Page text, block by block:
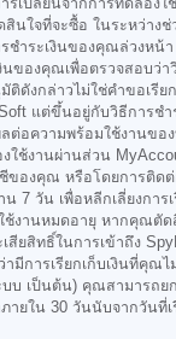
รเปลี่ยนจากการทดลอง
นใจที่จะซื้อ ในระหว่างช่
รชำระเงินของคุณล่วงหน้
นของคุณเพื่อตรวจสอบว่า
ดังกล่าวไม่ใช่คำขอเรีย
แต่ขึ้นอยู่กับวิธีการช
ลต่อความพร้อมใช้งานข
ใช้งานผ่านส่วน
ของคุณ หรือโดยการติด
น 7 วัน เพื่อหลีกเลี่ยงการ
ช้งานหมดอายุ หากคุณตัด
สียสิทธิ์ในการเข้าถึง
มีการเรียกเก็บเงินที่คุณ
บบ เป็นต้น) คุณสามารถย
ายใน 30 วันนับจากวันที่เ